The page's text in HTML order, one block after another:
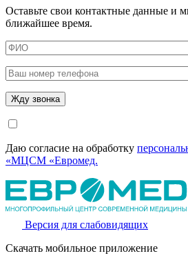
Оставьте свои контактные данные и
ближайшее время.
Даю согласие на обработку
«МЦСМ «Евромед.
Версия для слабовидящих
Скачать мобильное приложение